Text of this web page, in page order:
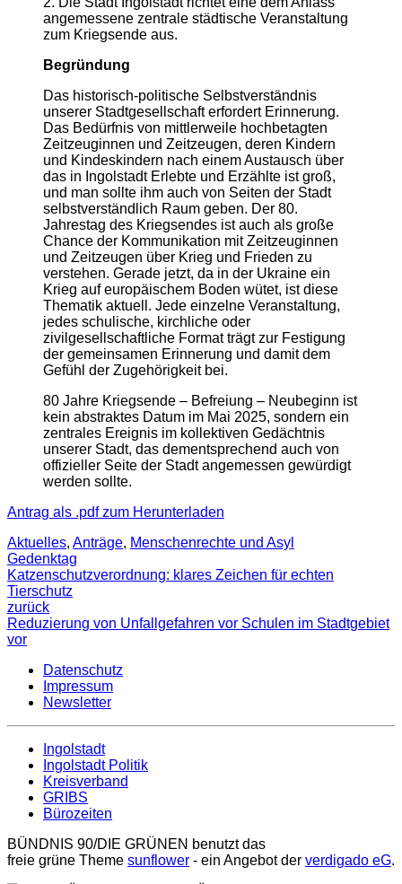
angemessene zentrale städtische Veranstaltung
zum Kriegsende aus.
Begründung
Das historisch-politische Selbstverständnis
unserer Stadtgesellschaft erfordert Erinnerung.
Das Bedürfnis von mittlerweile hochbetagten
Zeitzeuginnen und Zeitzeugen, deren Kindern
und Kindeskindern nach einem Austausch über
das in Ingolstadt Erlebte und Erzählte ist groß,
und man sollte ihm auch von Seiten der Stadt
selbstverständlich Raum geben. Der 80.
Jahrestag des Kriegsendes ist auch als große
Chance der Kommunikation mit Zeitzeuginnen
und Zeitzeugen über Krieg und Frieden zu
verstehen. Gerade jetzt, da in der Ukraine ein
Krieg auf europäischem Boden wütet, ist diese
Thematik aktuell. Jede einzelne Veranstaltung,
jedes schulische, kirchliche oder
zivilgesellschaftliche Format trägt zur Festigung
der gemeinsamen Erinnerung und damit dem
Gefühl der Zugehörigkeit bei.
80 Jahre Kriegsende – Befreiung – Neubeginn ist
kein abstraktes Datum im Mai 2025, sondern ein
zentrales Ereignis im kollektiven Gedächtnis
unserer Stadt, das dementsprechend auch von
offizieller Seite der Stadt angemessen gewürdigt
werden sollte.
Antrag als .pdf zum Herunterladen
Aktuelles, Anträge, Menschenrechte und Asyl
Gedenktag
Katzenschutzverordnung: klares Zeichen für echten
Tierschutz
zurück
Reduzierung von Unfallgefahren vor Schulen im Stadtgebiet
vor
Datenschutz
Impressum
Newsletter
Ingolstadt
Ingolstadt Politik
Kreisverband
GRIBS
Bürozeiten
BÜNDNIS 90/DIE GRÜNEN benutzt das
freie grüne Theme sunflower ‐ ein Angebot der verdigado eG.